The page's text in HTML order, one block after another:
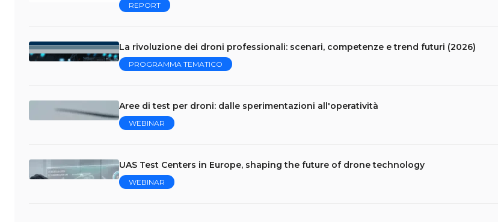
REPORT
La rivoluzione dei droni professionali: scenari, competenze e trend futuri (2026)
PROGRAMMA TEMATICO
Aree di test per droni: dalle sperimentazioni all'operatività
WEBINAR
UAS Test Centers in Europe, shaping the future of drone technology
WEBINAR